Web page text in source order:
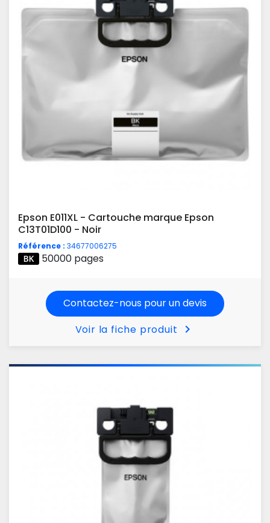
Epson E011XL - Cartouche marque Epson
C13T01D100 - Noir
Référence : 34677006275
50000 pages
Contactez-nous pour un devis
Voir la fiche produit
chevron_right